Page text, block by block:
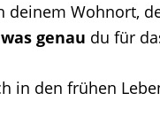
deinem Wohnort,
was genau du für
in den frühen